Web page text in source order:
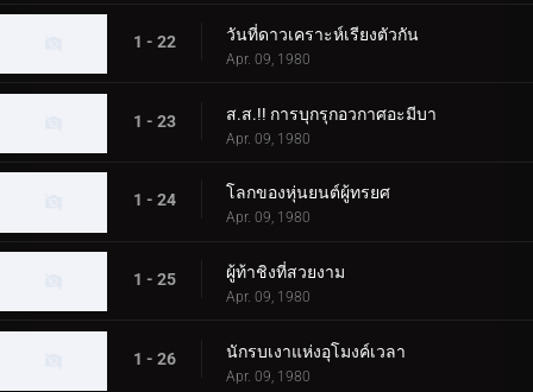
1 - 22 วันที่ดาวเคราะห์เรียงตัวกัน
Apr. 09, 1980
1 - 23 ส.ส.!! การบุกรุกอวกาศอะมีบา
Apr. 09, 1980
1 - 24 โลกของหุ่นยนต์ผู้ทรยศ
Apr. 09, 1980
1 - 25 ผู้ท้าชิงที่สวยงาม
Apr. 09, 1980
1 - 26 นักรบเงาแห่งอุโมงค์เวลา
Apr. 09, 1980